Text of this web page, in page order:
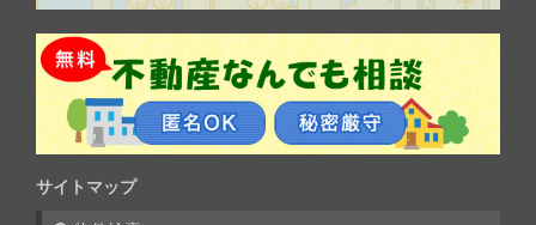
サイトマップ